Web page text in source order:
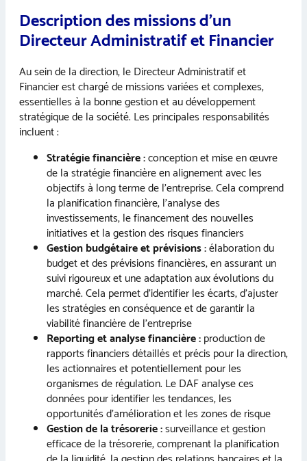
Description des missions d’un
Directeur Administratif et Financier
Au sein de la direction, le Directeur Administratif et
Financier est chargé de missions variées et complexes,
essentielles à la bonne gestion et au développement
stratégique de la société. Les principales responsabilités
incluent :
Stratégie financière :conception et mise en œuvre
de la stratégie financière en alignement avec les
objectifs à long terme de l’entreprise. Cela comprend
la planification financière, l’analyse des
investissements, le financement des nouvelles
initiatives et la gestion des risques financiers
Gestion budgétaire et prévisions :élaboration du
budget et des prévisions financières, en assurant un
suivi rigoureux et une adaptation aux évolutions du
marché. Cela permet d’identifier les écarts, d’ajuster
les stratégies en conséquence et de garantir la
viabilité financière de l’entreprise
Reporting et analyse financière :production de
rapports financiers détaillés et précis pour la direction,
les actionnaires et potentiellement pour les
organismes de régulation. Le DAF analyse ces
données pour identifier les tendances, les
opportunités d’amélioration et les zones de risque
Gestion de la trésorerie :surveillance et gestion
efficace de la trésorerie, comprenant la planification